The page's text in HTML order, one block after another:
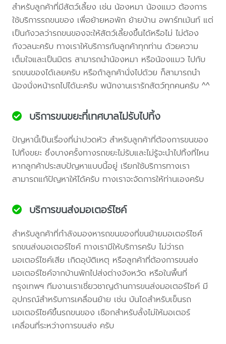
สำหรับลูกค้าที่มีสัตว์เลี้ยง เช่น น้องหมา น้องแมว ต้องการ
ใช้บริการรถขนของ เพื่อย้ายหอพัก ย้ายบ้าน อพาร์ทเม้นท์ แต่
เป็นกังวลว่ารถขนของจะให้สัตว์เลี้ยงขึ้นได้หรือไม่ ไม่ต้อง
กังวลนะครับ ทางเราให้บริการกับลูกค้าทุกท่าน ด้วยความ
เต็มใจและเป็นมิตร สามารถนำน้องหมา หรือน้องแมว ไปกับ
รถขนของได้เลยครับ หรือถ้าลูกค้านั่งไปด้วย ก็สามารถนำ
น้องนั่งหน้ารถไปได้นะครับ พนักงานเรารักสัตว์ทุกคนครับ ^^
บริการขนขยะที่เทศบาลไม่รับไปทิ้ง
ปัญหานี้เป็นเรื่องที่น่าปวดหัว สำหรับลูกค้าที่ต้องการขนของ
ไปทิ้งขยะ ซึ่งบางครั้งทางรถขยะไม่รับและไม่รู้จะนำไปทิ้งที่ไหน
หากลูกค้าประสบปัญหาแบบนี้อยู่ เรียกใช้บริการทางเรา
สามารถแก้ปัญหาให้ได้ครับ ทางเราจะจัดการให้ท่านเองครับ
บริการขนส่งมอเตอร์ไซค์
สำหรับลูกค้าที่กำลังมองหารถขนของที่ขนย้ายมอเตอร์ไซค์
รถขนส่งมอเตอร์ไซค์ ทางเรามีให้บริการครับ ไม่ว่ารถ
มอเตอร์ไซค์เสีย เกิดอุบัติเหตุ หรือลูกค้าที่ต้องการขนส่ง
มอเตอร์ไซค์จากบ้านพักไปส่งต่างจังหวัด หรือในพื้นที่
กรุงเทพฯ ทีมงานเราเชี่ยวชาญด้านการขนส่งมอเตอร์ไซค์ มี
อุปกรณ์สำหรับการเคลื่อนย้าย เช่น บันไดสำหรับเข็นรถ
มอเตอร์ไซค์ขึ้นรถขนของ เชือกสำหรับลั้งไม่ให้มอเตอร์
เคลื่อนที่ระหว่างการขนส่ง ครับ